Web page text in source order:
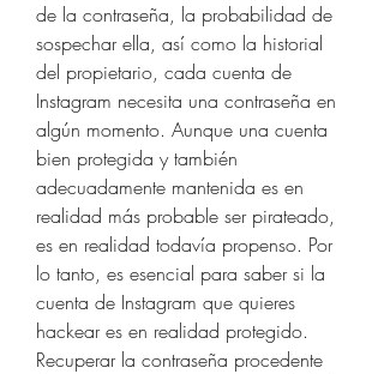
de la contraseña, la probabilidad de
sospechar ella, así como la historial
del propietario, cada cuenta de
Instagram necesita una contraseña en
algún momento. Aunque una cuenta
bien protegida y también
adecuadamente mantenida es en
realidad más probable ser pirateado,
es en realidad todavía propenso. Por
lo tanto, es esencial para saber si la
cuenta de Instagram que quieres
hackear es en realidad protegido.
Recuperar la contraseña procedente